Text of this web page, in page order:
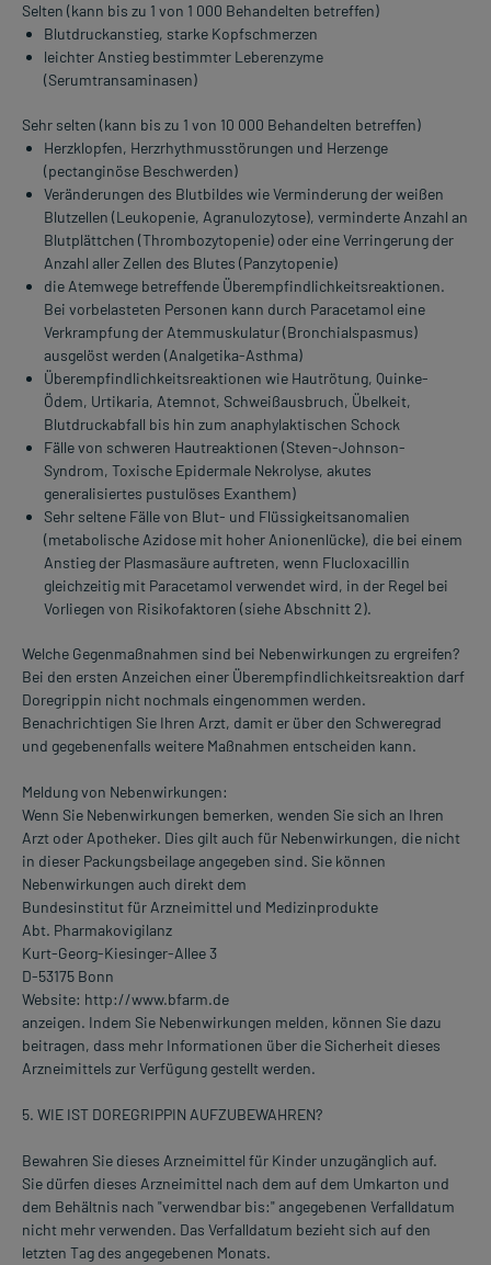
Selten (kann bis zu 1 von 1 000 Behandelten betreffen)
Blutdruckanstieg, starke Kopfschmerzen
leichter Anstieg bestimmter Leberenzyme
(Serumtransaminasen)
Sehr selten (kann bis zu 1 von 10 000 Behandelten betreffen)
Herzklopfen, Herzrhythmusstörungen und Herzenge
(pectanginöse Beschwerden)
Veränderungen des Blutbildes wie Verminderung der weißen
Blutzellen (Leukopenie, Agranulozytose), verminderte Anzahl an
Blutplättchen (Thrombozytopenie) oder eine Verringerung der
Anzahl aller Zellen des Blutes (Panzytopenie)
die Atemwege betreffende Überempfindlichkeitsreaktionen.
Bei vorbelasteten Personen kann durch Paracetamol eine
Verkrampfung der Atemmuskulatur (Bronchialspasmus)
ausgelöst werden (Analgetika-Asthma)
Überempfindlichkeitsreaktionen wie Hautrötung, Quinke-
Ödem, Urtikaria, Atemnot, Schweißausbruch, Übelkeit,
Blutdruckabfall bis hin zum anaphylaktischen Schock
Fälle von schweren Hautreaktionen (Steven-Johnson-
Syndrom, Toxische Epidermale Nekrolyse, akutes
generalisiertes pustulöses Exanthem)
Sehr seltene Fälle von Blut- und Flüssigkeitsanomalien
(metabolische Azidose mit hoher Anionenlücke), die bei einem
Anstieg der Plasmasäure auftreten, wenn Flucloxacillin
gleichzeitig mit Paracetamol verwendet wird, in der Regel bei
Vorliegen von Risikofaktoren (siehe Abschnitt 2).
Welche Gegenmaßnahmen sind bei Nebenwirkungen zu ergreifen?
Bei den ersten Anzeichen einer Überempfindlichkeitsreaktion darf
Doregrippin nicht nochmals eingenommen werden.
Benachrichtigen Sie Ihren Arzt, damit er über den Schweregrad
und gegebenenfalls weitere Maßnahmen entscheiden kann.
Meldung von Nebenwirkungen:
Wenn Sie Nebenwirkungen bemerken, wenden Sie sich an Ihren
Arzt oder Apotheker. Dies gilt auch für Nebenwirkungen, die nicht
in dieser Packungsbeilage angegeben sind. Sie können
Nebenwirkungen auch direkt dem
Bundesinstitut für Arzneimittel und Medizinprodukte
Abt. Pharmakovigilanz
Kurt-Georg-Kiesinger-Allee 3
D-53175 Bonn
Website: http://www.bfarm.de
anzeigen. Indem Sie Nebenwirkungen melden, können Sie dazu
beitragen, dass mehr Informationen über die Sicherheit dieses
Arzneimittels zur Verfügung gestellt werden.
5. WIE IST DOREGRIPPIN AUFZUBEWAHREN?
Bewahren Sie dieses Arzneimittel für Kinder unzugänglich auf.
Sie dürfen dieses Arzneimittel nach dem auf dem Umkarton und
dem Behältnis nach "verwendbar bis:" angegebenen Verfalldatum
nicht mehr verwenden. Das Verfalldatum bezieht sich auf den
letzten Tag des angegebenen Monats.